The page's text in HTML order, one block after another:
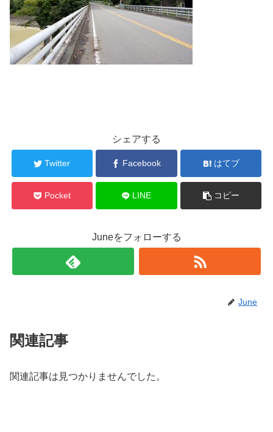
シェアする
Twitter Facebook はてブ
Pocket LINE コピー
Juneをフォローする
June
関連記事
関連記事は見つかりませんでした。